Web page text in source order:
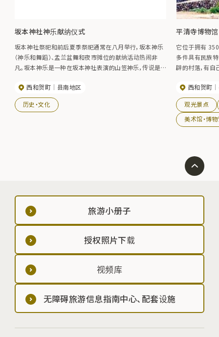
坂本神社神乐献纳仪式
坂本神社祭祀和前后夏季祭祀通常在八月举行，坂本神乐
（神乐和舞蹈）、盂兰盆舞和夜市摊位的献纳活动热闹非
凡。坂本神乐是一种在坂本神社表演的山笠神乐，传说是
习的。日期 8 月初
西和贺町 县南地区
历史・文化
平清寺博物馆
它位于拥有
多件具有民族
辟的村落，有
生活的人们的
家重要有形民
西和贺町
观光景点
美术馆・博
旅游小册子
授权照片下载
视频库
无障碍旅游信息指南中心、配套设施